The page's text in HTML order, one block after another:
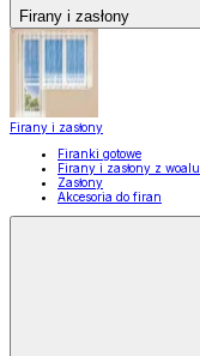
Firany i zasłony
Firany i zasłony
Firanki gotowe
Firany i zasłony z woalu
Zasłony
Akcesoria do firan